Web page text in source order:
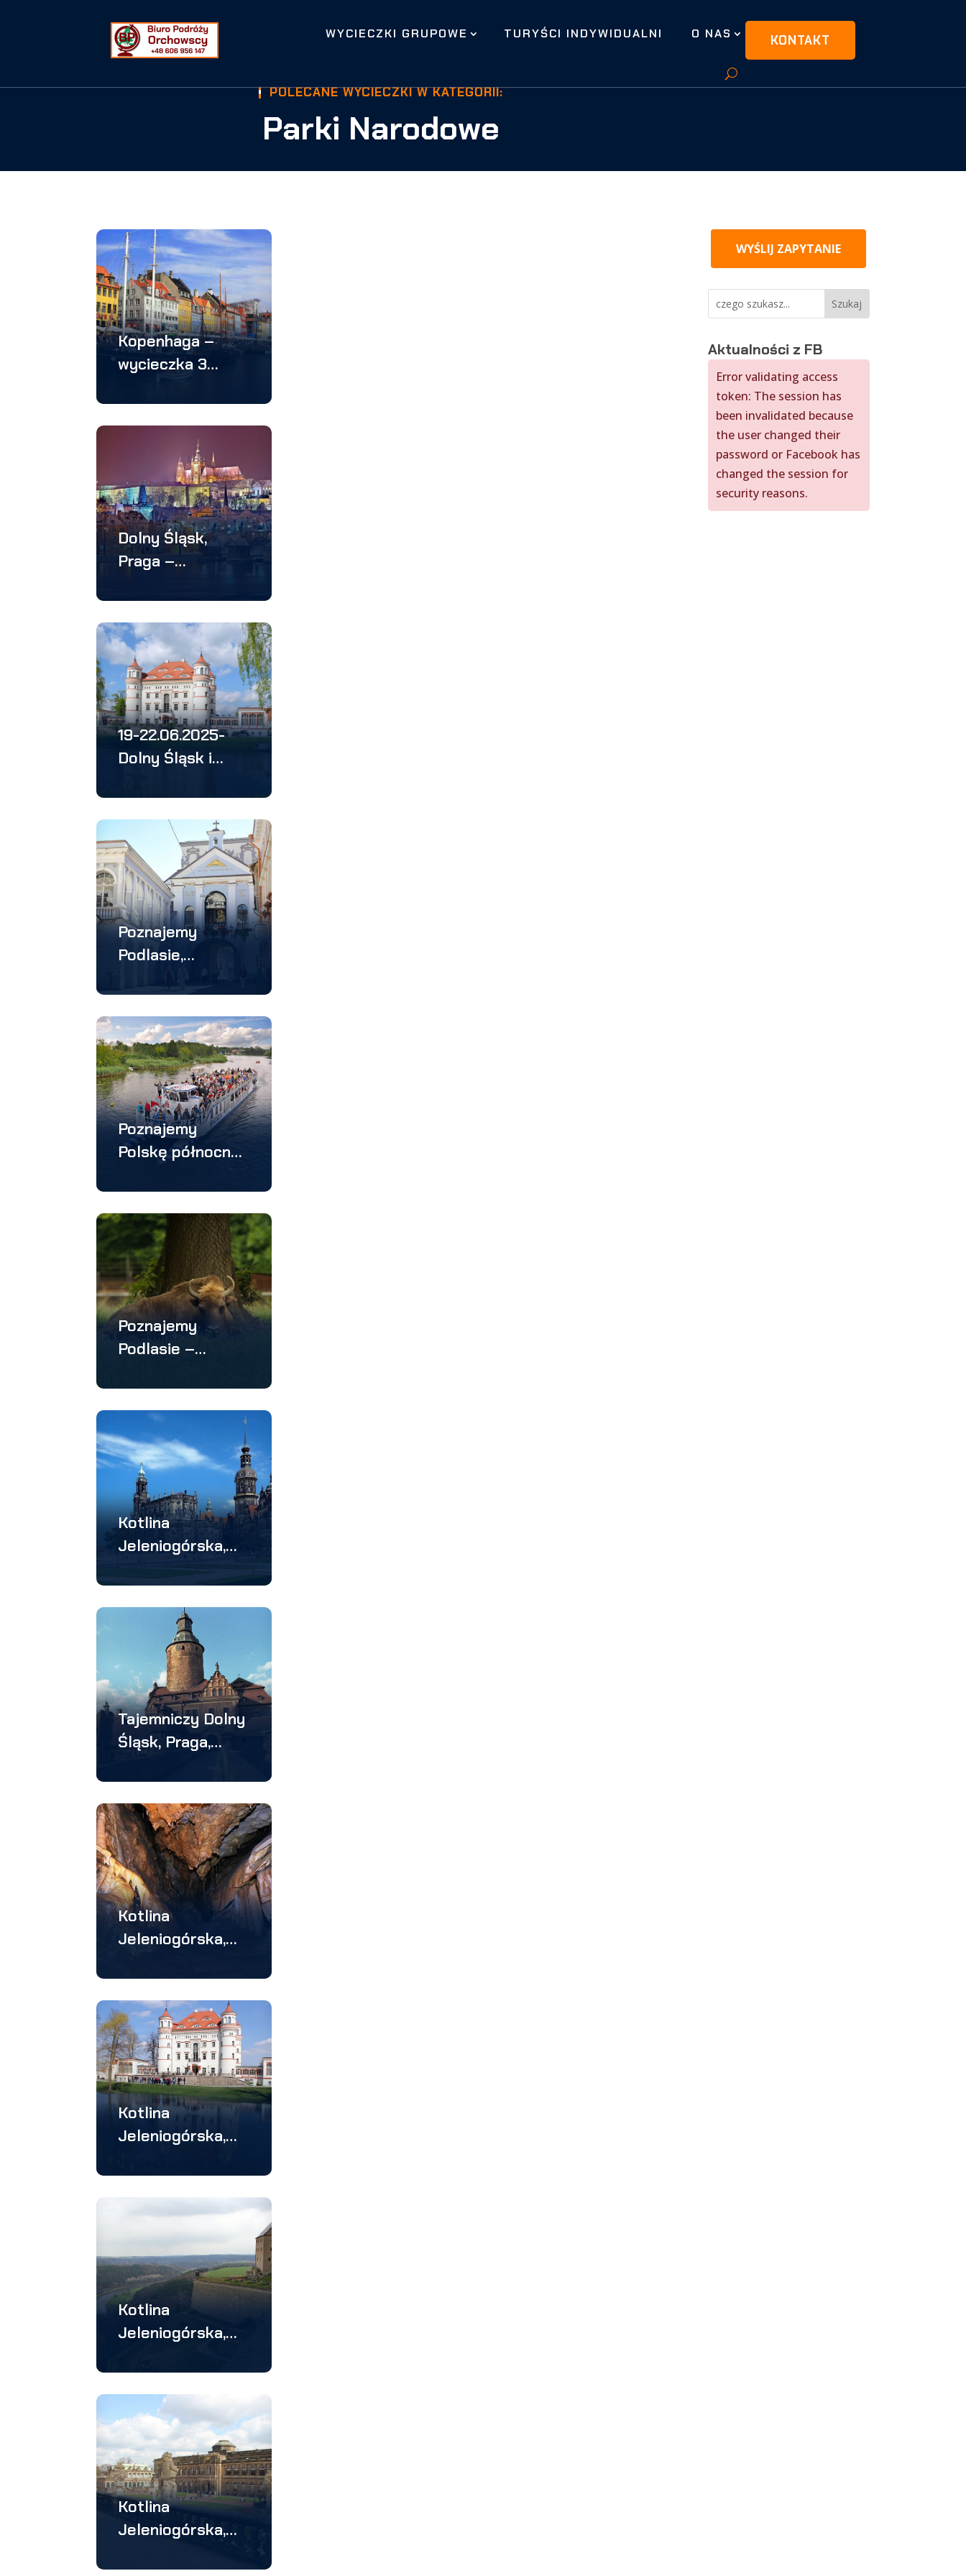
WYCIECZKI GRUPOWE TURYŚCI INDYWIDUALNI O NAS KONTAKT
POLECANE WYCIECZKI W KATEGORII:
Parki Narodowe
Kopenhaga –
wycieczka 3
Dolny Śląsk,
Praga –
dniowa
19-22.06.2025-
Dolny Śląsk i
wycieczka 4
dniowa
Poznajemy
Podlasie,
Wilno –
wycieczka 3
dniowa
Poznajemy
Polskę północno-
– wycieczka 4
dniowa
Poznajemy
Podlasie –
dniowa
Kotlina
Jeleniogórska,
wycieczka 3
dniowa
Tajemniczy Dolny
Śląsk, Praga,
wycieczka 5
dniowa
Kotlina
Jeleniogórska,
Bozkov –
wycieczka 5
dniowa
Kotlina
Jeleniogórska,
Praga – wyc. 5
dniowa
Kotlina
Jeleniogórska,
– wycieczka 4
dniowa
Kotlina
Jeleniogórska,
WYŚLIJ ZAPYTANIE
Aktualności z FB
Error validating access
token: The session has
been invalidated because
the user changed their
password or Facebook has
changed the session for
security reasons.